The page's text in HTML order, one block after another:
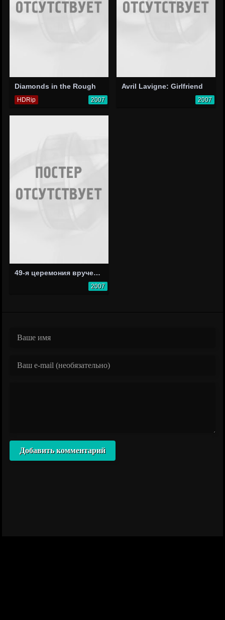
Diamonds in the Rough
HDRip 2007
Avril Lavigne: Girlfriend
2007
49-я церемония вручения премии «Грэмми»
2007
Добавить комментарий